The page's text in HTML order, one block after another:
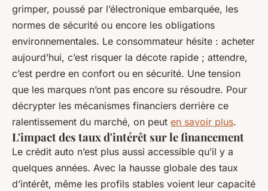
grimper, poussé par l’électronique embarquée, les
normes de sécurité ou encore les obligations
environnementales. Le consommateur hésite : acheter
aujourd’hui, c’est risquer la décote rapide ; attendre,
c’est perdre en confort ou en sécurité. Une tension
que les marques n’ont pas encore su résoudre. Pour
décrypter les mécanismes financiers derrière ce
ralentissement du marché, on peut en savoir plus.
L'impact des taux d'intérêt sur le financement
Le crédit auto n’est plus aussi accessible qu’il y a
quelques années. Avec la hausse globale des taux
d’intérêt, même les profils stables voient leur capacité